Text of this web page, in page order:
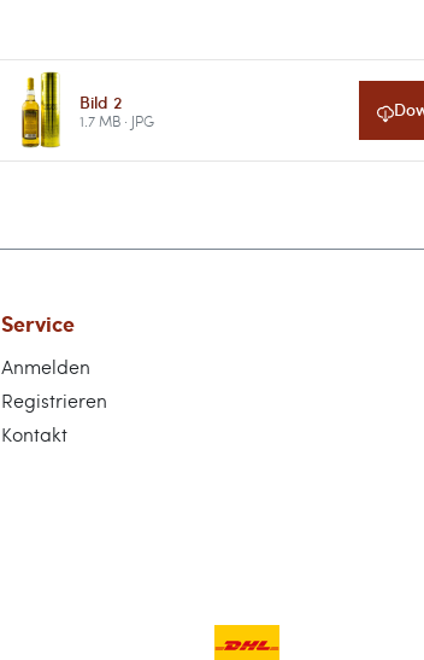
Bild 2
1.7 MB · JPG
Service
Anmelden
Registrieren
Kontakt